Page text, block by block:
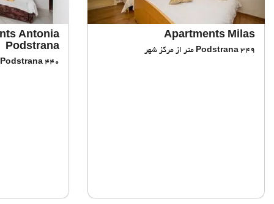
Apartments Milas
Podstrana 349 متر از مرکز شهر
Antonia
Podstrana
Podstrana 440 متر از مرکز شهر